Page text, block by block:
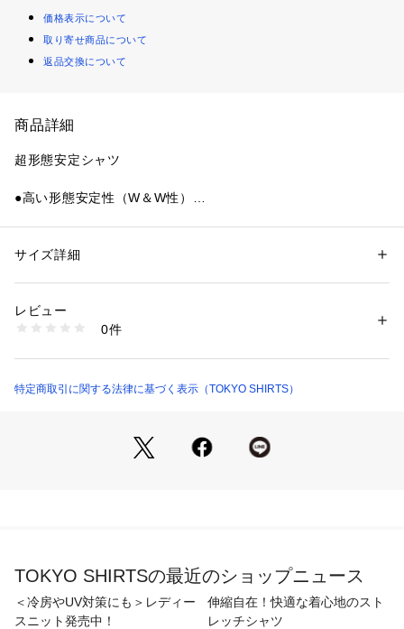
価格表示について
取り寄せ商品について
返品交換について
商品詳細
超形態安定シャツ
●高い形態安定性（W＆W性）
●上質な着心地
長時間着用するビジネスシーンでもきちんと感をキープ
●接触冷感
※濃色生地は色落ち・移染が発生する場合があるため、お洗濯
胸ポケット（左胸）付き（ホームベース型）
背タック・背ダーツなし
前立：裏前立仕様
性別：メンズ
素材：綿100%  / 形態安定加工
商品番号：
BM01K300AA46V4V-30 （ショップ）
サイズ詳細
レビュー
0件
特定商取引に関する法律に基づく表示（TOKYO SHIRTS）
TOKYO SHIRTSの最近のショップニュース
＜冷房やUV対策にも＞レディー
スニット発売中！
伸縮自在！快適な着心地のスト
レッチシャツ